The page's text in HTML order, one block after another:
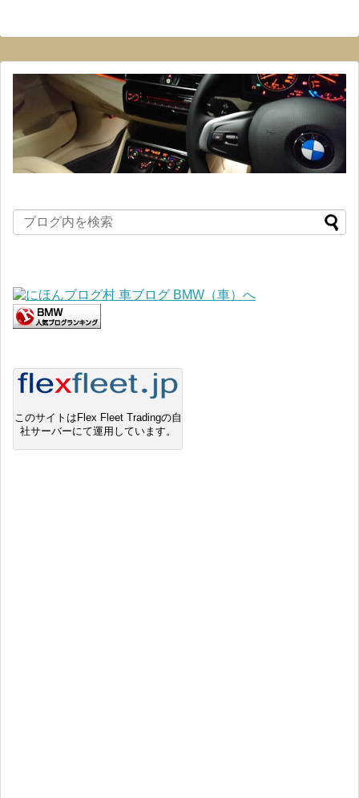
このサイトはFlex Fleet Tradingの自
社サーバーにて運用しています。